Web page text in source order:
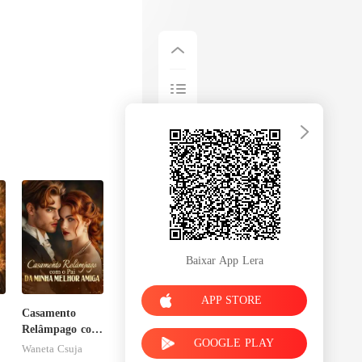
Casamento
Relâmpago com
o Pai da Minha
Waneta Csuja
Baixar App Lera
APP STORE
GOOGLE PLAY